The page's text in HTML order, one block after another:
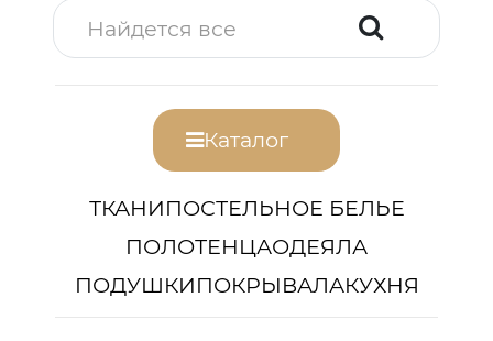
Каталог
ТКАНИПОСТЕЛЬНОЕ БЕЛЬЕ
ПОЛОТЕНЦАОДЕЯЛА
ПОДУШКИПОКРЫВАЛАКУХНЯ